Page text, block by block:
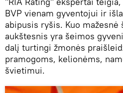
BVP vienam gyventojui ir
abipusis ryšis. Kuo
aukštesnis yra šeimos
dalį turtingi žmonės
pramogoms, kelionėms,
švietimui.